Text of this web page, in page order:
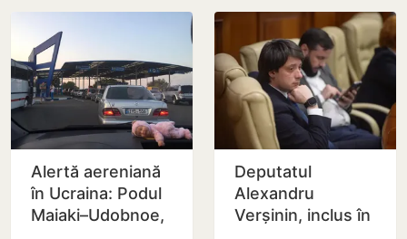
Alertă aereniană
în Ucraina: Podul
Maiaki–Udobnoe,
Deputatul
Alexandru
Verșinin, inclus în